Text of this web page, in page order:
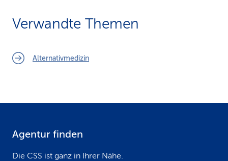
Verwandte Themen
Alternativmedizin
Agentur finden
Die CSS ist ganz in Ihrer Nähe.